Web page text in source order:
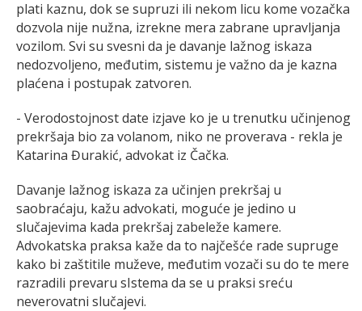
plati kaznu, dok se supruzi ili nekom licu kome vozačka
dozvola nije nužna, izrekne mera zabrane upravljanja
vozilom. Svi su svesni da je davanje lažnog iskaza
nedozvoljeno, međutim, sistemu je važno da je kazna
plaćena i postupak zatvoren.
- Verodostojnost date izjave ko je u trenutku učinjenog
prekršaja bio za volanom, niko ne proverava - rekla je
Katarina Đurakić, advokat iz Čačka.
Davanje lažnog iskaza za učinjen prekršaj u
saobraćaju, kažu advokati, moguće je jedino u
slučajevima kada prekršaj zabeleže kamere.
Advokatska praksa kaže da to najčešće rade supruge
kako bi zaštitile muževe, međutim vozači su do te mere
razradili prevaru sIstema da se u praksi sreću
neverovatni slučajevi.